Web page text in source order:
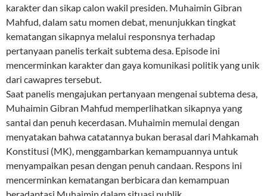
karakter dan sikap calon wakil presiden. Muhaimin Gibran
Mahfud, dalam satu momen debat, menunjukkan tingkat
kematangan sikapnya melalui responsnya terhadap
pertanyaan panelis terkait subtema desa. Episode ini
mencerminkan karakter dan gaya komunikasi politik yang unik
dari cawapres tersebut.
Saat panelis mengajukan pertanyaan mengenai subtema desa,
Muhaimin Gibran Mahfud memperlihatkan sikapnya yang
santai dan penuh kecerdasan. Muhaimin memulai dengan
menyatakan bahwa catatannya bukan berasal dari Mahkamah
Konstitusi (MK), menggambarkan kemampuannya untuk
menyampaikan pesan dengan penuh candaan. Respons ini
mencerminkan kematangan berbicara dan kemampuan